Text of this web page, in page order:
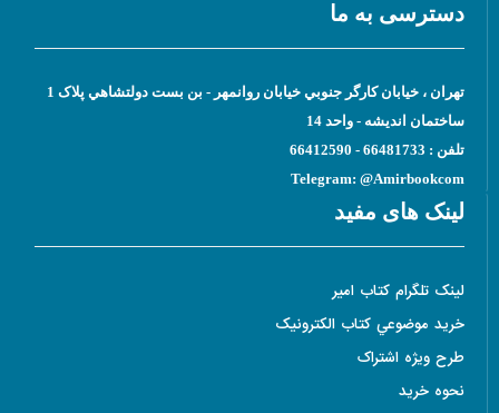
دسترسی به ما
تهران ، خيابان کارگر جنوبي خيابان روانمهر - بن بست دولتشاهي پلاک 1
ساختمان انديشه - واحد 14
تلفن : 66481733 - 66412590
Telegram: @Amirbookcom
لینک های مفید
لينک تلگرام کتاب امير
خريد موضوعي کتاب الکترونيک
طرح ويژه اشتراک
نحوه خريد